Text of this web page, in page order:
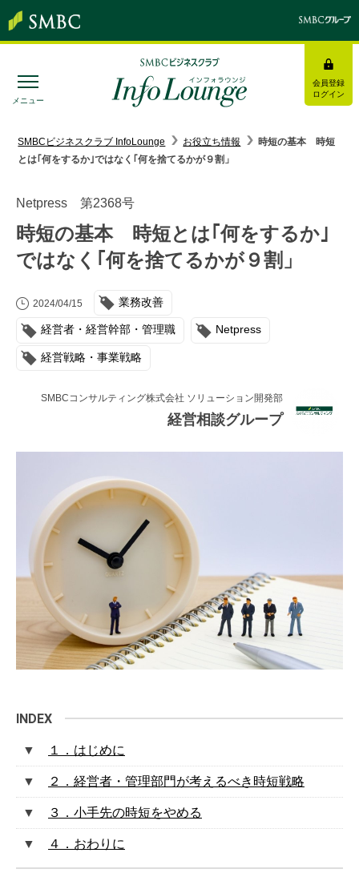
メニュー
会員登録
ログイン
みんなの研修
トピックス＆インフォメーション
お役立ち情報
インタビュー・レポート
イベント・セミナー
InfoLoungeとは
プライバシーポリシー
本サイトのご利用にあたって
運営会社
SMBCビジネスクラブ InfoLounge お役立ち情報
時短の基本 時短
とは｢何をするか｣ではなく｢何を捨てるかが９割」
Netpress 第2368号
時短の基本 時短とは｢何をするか｣
ではなく｢何を捨てるかが９割」
2024/04/15 業務改善
経営者・経営幹部・管理職 Netpress
経営戦略・事業戦略
SMBCコンサルティング株式会社 ソリューション開発部
経営相談グループ
１．はじめに
２．経営者・管理部門が考えるべき時短戦略
３．小手先の時短をやめる
４．おわりに